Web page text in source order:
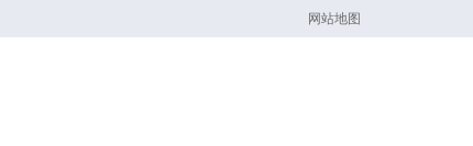
网站地图